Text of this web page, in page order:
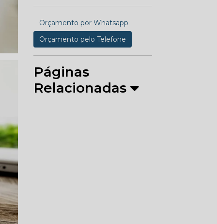
Orçamento por Whatsapp
Orçamento pelo Telefone
Páginas
Relacionadas